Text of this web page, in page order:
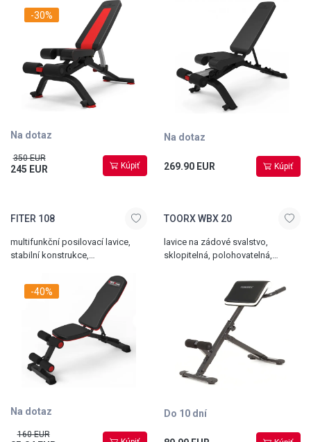
sklonu, transportní kolečka,
hmotnost 27 kg, celková nosnost
-30%
Na dotaz
350 EUR
245 EUR Kúpiť
transportní kolečka a madlo,
celková nosnost 218 kg,
Na dotaz
269.90 EUR Kúpiť
FITER 108
multifunkční posilovací lavice,
stabilní konstrukce,
hmotnost 17 kg
-40%
Na dotaz
160 EUR
TOORX WBX 20
lavice na zádové svalstvo,
sklopitelná, polohovatelná,
Do 10 dní